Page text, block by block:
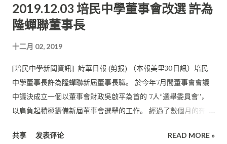
再拖，承認獨中統考文憑就是最好的例子。” 政黨藉獨中撈取選
票 他強調，教育本不應涉及政治，遺憾在這幾十年來， 獨中卻總
到曙光，最後卻以“可能影響國文地位”及“民族團結” 的說詞擱置
再議，令人深感無奈。 許慶璋表示，無論撥款來自何處，只要是
為華教付出， 董事部都會敞開雙手、無任歡迎。 再來，他說，紓
緩民生問題、協助開辦教育， 本是人民代議士應盡責任，實在無
須抬高自己、貶低他人。 他稱，砂政府從已故前首長丹斯里阿德
教的需求。 除了每年撥款資助，更率先承認獨中統考文憑， 足見
支持者的努力經營下， 才能在馬來西亞扎穩根基。沒有華社的支
持， 獨中根本無法享有今日的成就。 欣慰的是，獨中對國家教育
前首長丹斯里阿德南到現任首長拿督巴丁宜阿邦佐哈里， 就每年
給予全砂14間獨中撥款資助， 從最初的300萬令吉增加至今年的
800萬令吉， 足見獨中為國家做出的貢獻是備受肯定的。 他說，
阿邦佐哈里對砂拉越的發展計划高瞻遠矚， 他上任后就發揮了極
大的領導能力，在各領域上，作出改革与創新。 對獨中更是照顧
培育社會英才的使命， 使馬來西亞能在國際舞台上發光發熱。
2019.12.03 培民中學董事會改選 許為
隆蟬聯董事長
十二月 02, 2019
[培民中學新聞資訊] 詩華日報 (剪报) （本報美里30日訊）培民
中學董事長許為隆蟬聯新屆董事長職。 於今年7月間董事會會議
中議決成立一個以董事會財政吳啟平為首的 7人“選舉委員會”，
以肩負起積極籌備新屆董事會選舉的工作。 經過了數個月的奔波
在一片祥和、 溫馨及融洽氣氛中進行。 許為隆與陳則勝眾望所
共享 发表评论 READ MORE »